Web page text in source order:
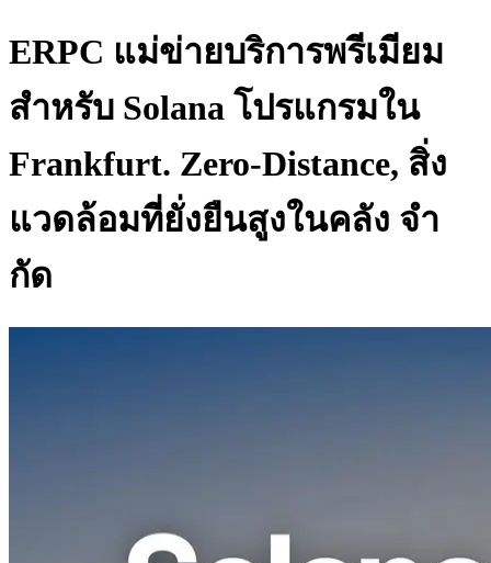
ERPC แม่ข่ายบริการพรีเมียม
สําหรับ Solana โปรแกรมใน
Frankfurt. Zero-Distance, สิ่ง
แวดล้อมที่ยั่งยืนสูงในคลัง จํา
กัด